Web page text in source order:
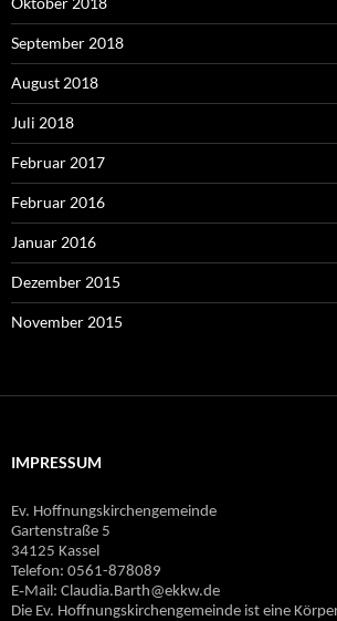
September 2018
August 2018
Juli 2018
Februar 2017
Februar 2016
Januar 2016
Dezember 2015
November 2015
IMPRESSUM
Ev. Hoffnungskirchengemeinde
Gartenstraße 5
34125 Kassel
Telefon: 0561-878089
E‐Mail: Claudia.Barth@ekkw.de
Die Ev. Hoffnungskirchengemeinde ist eine